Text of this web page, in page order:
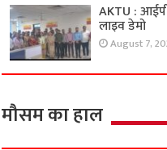
AKTU :
लाइव डेमो
August 7,
मौसम का हाल